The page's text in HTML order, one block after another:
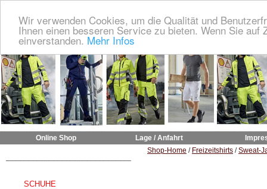
Wir verwenden Cookies, um die Qualität und
Ihnen einen besseren Service zu bieten. Wenn Sie
einverstanden. Mehr Infos
Online Shop Lage / Anfahrt
SCHUHE
Shop-Home / Freizeitshirts /Sweat-